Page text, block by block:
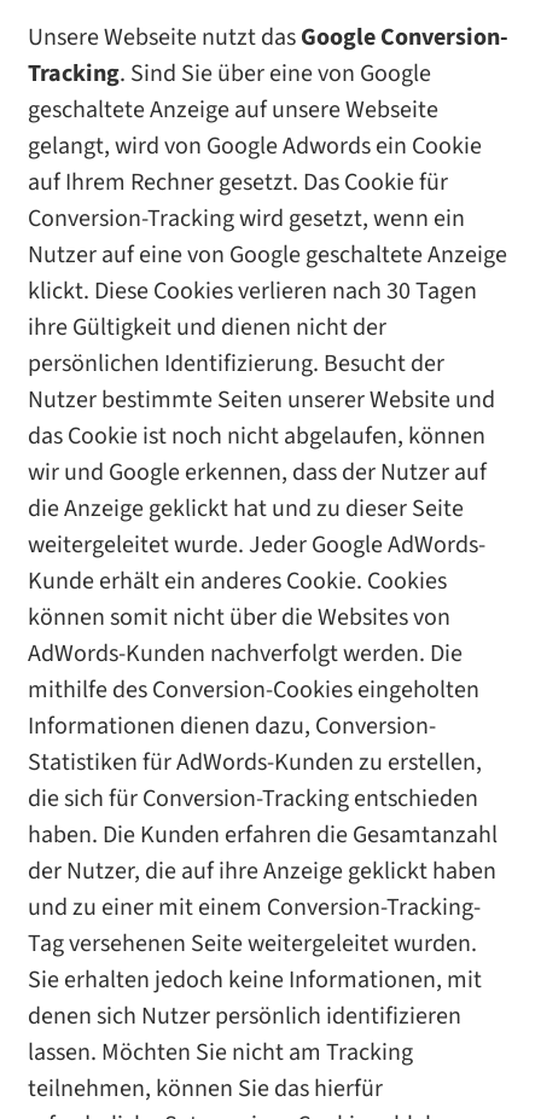
Unsere Webseite nutzt dasGoogle Conversion-
Tracking. Sind Sie über eine von Google
geschaltete Anzeige auf unsere Webseite
gelangt, wird von Google Adwords ein Cookie
auf Ihrem Rechner gesetzt. Das Cookie für
Conversion-Tracking wird gesetzt, wenn ein
Nutzer auf eine von Google geschaltete Anzeige
klickt. Diese Cookies verlieren nach 30 Tagen
ihre Gültigkeit und dienen nicht der
persönlichen Identifizierung. Besucht der
Nutzer bestimmte Seiten unserer Website und
das Cookie ist noch nicht abgelaufen, können
wir und Google erkennen, dass der Nutzer auf
die Anzeige geklickt hat und zu dieser Seite
weitergeleitet wurde. Jeder Google AdWords-
Kunde erhält ein anderes Cookie. Cookies
können somit nicht über die Websites von
AdWords-Kunden nachverfolgt werden. Die
mithilfe des Conversion-Cookies eingeholten
Informationen dienen dazu, Conversion-
Statistiken für AdWords-Kunden zu erstellen,
die sich für Conversion-Tracking entschieden
haben. Die Kunden erfahren die Gesamtanzahl
der Nutzer, die auf ihre Anzeige geklickt haben
und zu einer mit einem Conversion-Tracking-
Tag versehenen Seite weitergeleitet wurden.
Sie erhalten jedoch keine Informationen, mit
denen sich Nutzer persönlich identifizieren
lassen. Möchten Sie nicht am Tracking
teilnehmen, können Sie das hierfür